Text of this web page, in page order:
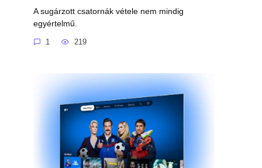
A sugárzott csatornák vétele nem mindig
egyértelmű.
1 219